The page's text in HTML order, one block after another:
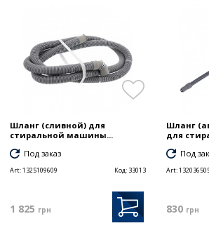
Шланг (сливной) для
стиральной машины...
Под заказ
Art:1325109609 Код: 33013
1 825 грн
Шланг
для
Под
Art:
830 грн